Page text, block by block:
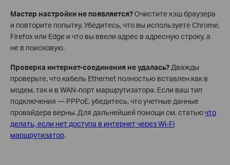
Мастер настройки не появляется?Очистите кэш браузера
и повторите попытку. Убедитесь, что вы используете Chrome,
Firefox или Edge и что вы ввели адрес в адресную строку, а
не в поисковую.
Проверка интернет-соединения не удалась? Дважды
проверьте, что кабель Ethernet полностью вставлен как в
модем, так и в WAN-порт маршрутизатора. Если ваш тип
подключения — PPPoE, убедитесь, что учетные данные
провайдера верны. Для дальнейшей помощи см. статьючто
делать, если нет доступа в интернет через Wi-Fi
маршрутизатор.